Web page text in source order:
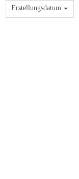
Erstellungsdatum